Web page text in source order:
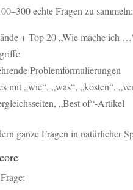
echte Fragen zu sammeln:
+ Top 20 „Wie mache ich
Problemformulierungen
mit „wie“, „was“, „kosten“,
„Best of“-Artikel
ganze Fragen in natürlicher